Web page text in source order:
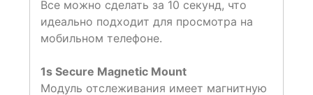
Все можно сделать за 10 секунд, что
идеально подходит для просмотра на
мобильном телефоне.
1s Secure Magnetic Mount
Модуль отслеживания имеет магнитную